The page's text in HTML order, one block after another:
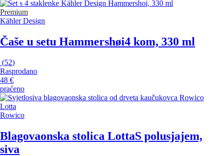
Premium
Kähler Design
Čaše u setu Hammershøi4 kom, 330 ml
(52)
Rasprodano
48 €
praćeno
Rowico
Blagovaonska stolica LottaS polusjajem,
siva